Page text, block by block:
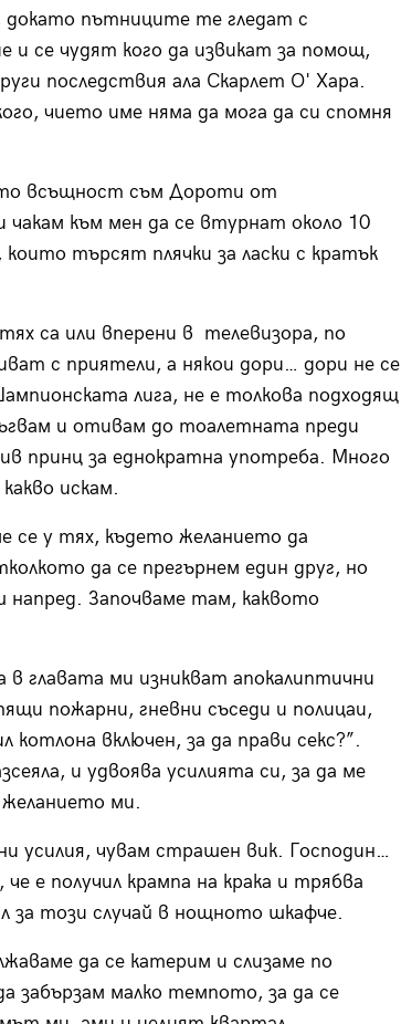
пътниците те гледат с
и се чудят кого да извикат за помощ,
последствия ала Скарлет О' Хара.
чието име няма да мога да си спомня
всъщност съм Дороти от
към мен да се втурнат около 10
търсят плячки за ласки с кратък
са или вперени в телевизора, по
с приятели, а някои дори… дори не се
лига, не е толкова подходящ
и отивам до тоалетната преди
принц за еднократна употреба. Много
искам.
се у тях, където желанието да
да се прегърнем един друг, но
Започваме там, каквото
в главата ми изникват апокалиптични
пожарни, гневни съседи и полицаи,
включен, за да прави секс?”.
и удвоява усилията си, за да ме
ми.
усилия, чувам страшен вик. Господин…
е получил крампа на крака и трябва
за този случай в нощното шкафче.
да се катерим и слизаме по
забързам малко темпото, за да се